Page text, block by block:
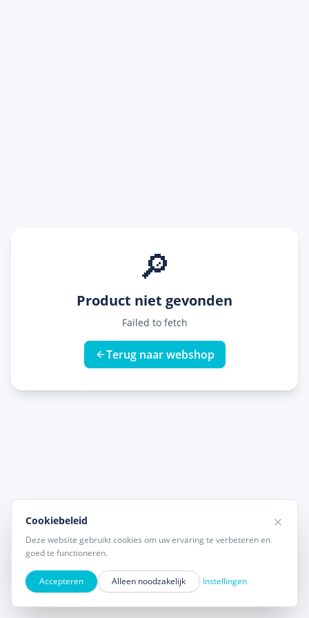
🔎
Product niet gevonden
Failed to fetch
Terug naar webshop
Cookiebeleid
Deze website gebruikt cookies om uw ervaring te verbeteren en
goed te functioneren.
Accepteren Alleen noodzakelijk Instellingen